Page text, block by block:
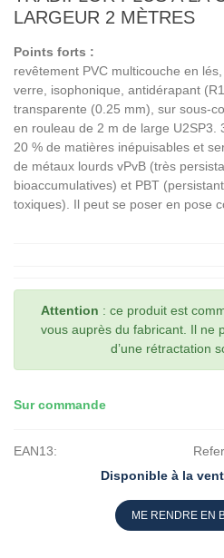
LARGEUR 2 MÈTRES
Points forts :
revêtement PVC multicouche en
verre, isophonique, antidérapant
transparente (0.25 mm), sur sous-
en rouleau de 2 m de large U2SP3.
20 % de matières inépuisables et
de métaux lourds vPvB (très
bioaccumulatives) et PBT
toxiques). Il peut se poser en pose
Attention : ce produit est
vous auprès du fabricant. Il ne
d’une rétractation
Sur commande
EAN13:
Disponible à la
ME RENDRE EN